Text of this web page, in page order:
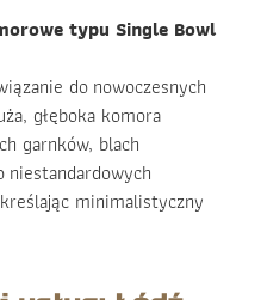
typu Single Bowl
do nowoczesnych
głęboka komora
garnków, blach
niestandardowych
minimalistyczny